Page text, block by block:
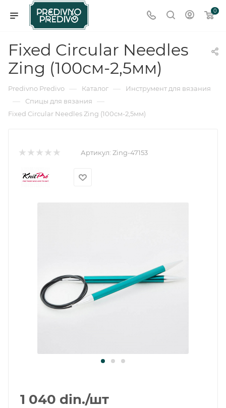
0
Fixed Circular Needles
Zing (100см-2,5мм)
Predivno Predivo — Каталог — Инструмент для вязания
— Спицы для вязания —
Fixed Circular Needles Zing (100см-2,5мм)
Артикул: Zing-47153
1 040 din./шт